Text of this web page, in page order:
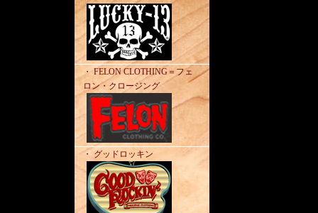
・ FELON CLOTHING＝フェ
ロン・クロージング
・ グッドロッキン